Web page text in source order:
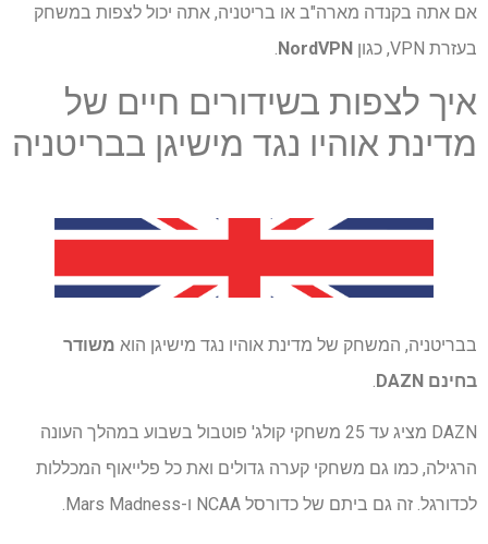
אם אתה בקנדה מארה"ב או בריטניה, אתה יכול לצפות במשחק
בעזרת VPN, כגון
NordVPN
איך לצפות בשידורים חיים של
מדינת אוהיו נגד מישיגן בבריטניה
בבריטניה, המשחק של מדינת אוהיו נגד מישיגן הוא משודר
בחינם DAZN
DAZN מציג עד 25 משחקי קולג' פוטבול בשבוע במהלך העונה
הרגילה, כמו גם משחקי קערה גדולים ואת כל פלייאוף המכללות
לכדורגל. זה גם ביתם של כדורסל NCAA ו-Mars Madness.